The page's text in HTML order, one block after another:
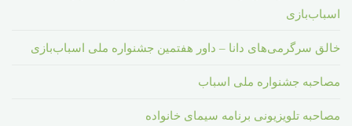
اسباب‌بازی
خالق سرگرمی‌های دانا – داور هفتمین جشنواره ملی اسباب‌بازی
مصاحبه جشنواره ملی اسباب
مصاحبه تلویزیونی برنامه سیمای خانواده